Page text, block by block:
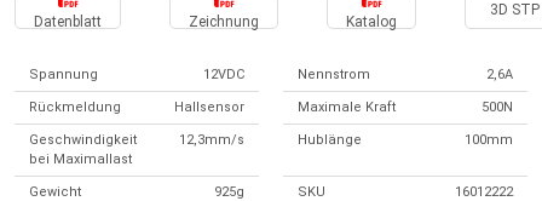
Datenblatt Zeichnung Katalog
3D STP
Spannung 12VDC Nennstrom 2,6A
Rückmeldung Hallsensor Maximale Kraft 500N
Geschwindigkeit
bei Maximallast
12,3mm/s Hublänge 100mm
Gewicht 925g SKU 16012222